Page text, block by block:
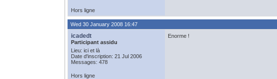
Hors ligne
Wed 30 January 2008 16:47
icadedt
Participant assidu
Lieu: ici et là
Date d'inscription: 21 Jul 2006
Messages: 478
Enorme !
Hors ligne